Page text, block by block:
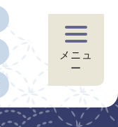
メニュ
ー